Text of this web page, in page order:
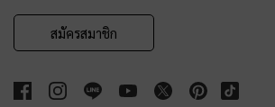
สมัครสมาชิก